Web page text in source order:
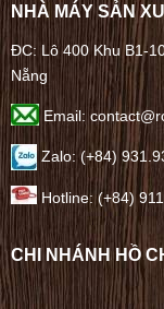
NHÀ MÁY SẢN
ĐC: Lô 400 Khu B1-
Nẵng
Email:
Zalo: (+84)
Hotline: (+84)
CHI NHÁNH HỒ